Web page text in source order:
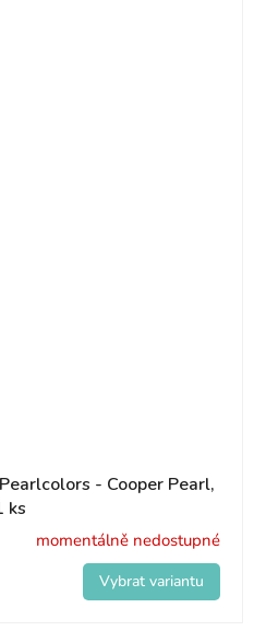
- Cooper Pearl,
ks
momentálně nedostupné